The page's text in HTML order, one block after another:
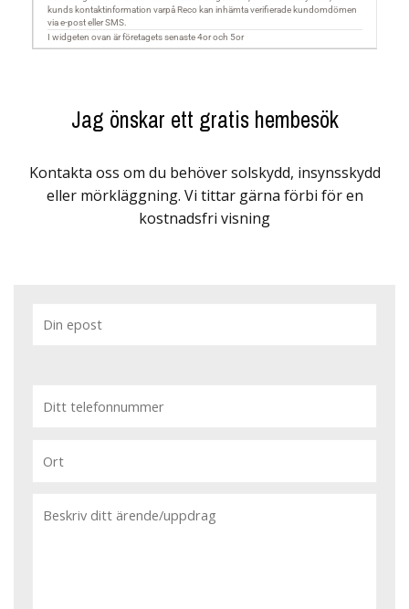
Jag önskar ett gratis hembesök
Kontakta oss om du behöver solskydd, insynsskydd
eller mörkläggning. Vi tittar gärna förbi för en
kostnadsfri visning